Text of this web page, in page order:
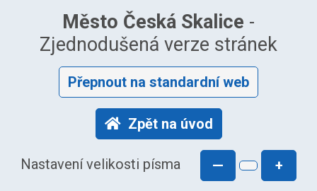
Město Česká Skalice -
Zjednodušená verze stránek
Přepnout na standardní web
Zpět na úvod
Nastavení velikosti písma — +